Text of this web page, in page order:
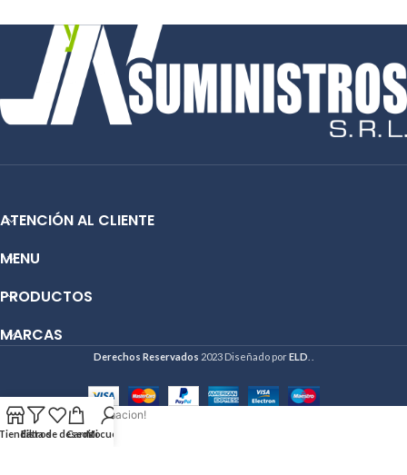
ATENCIÓN AL CLIENTE
MENU
PRODUCTOS
MARCAS
Derechos Reservados 2023 Diseñado porELD
Filtros
Lista de deseos
CarritoMi cuenta
Hola deseo mas informacion!